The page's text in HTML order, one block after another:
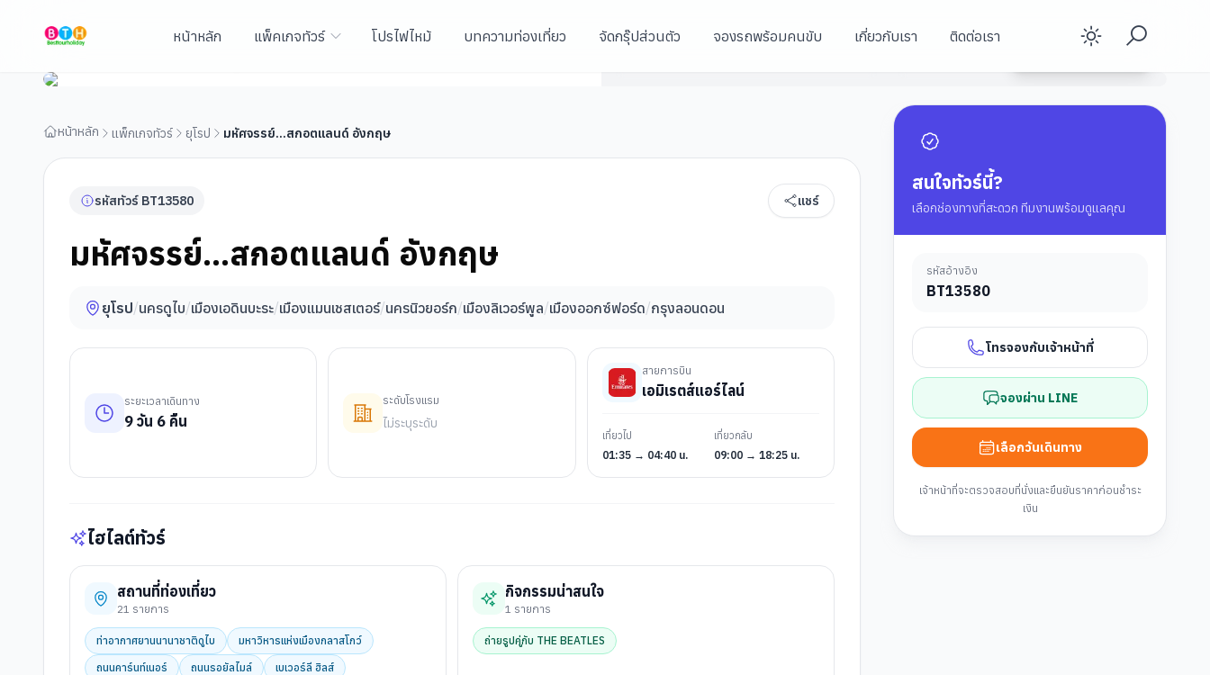
หน้าหลัก แพ็คเกจทัวร์ โปรไฟไหม้ บทความท่องเที่ยว จัดกรุ๊ปส่วนตัว จองรถพร้อมคนขับ เกี่ยวกับเรา ติดต่อเรา Enable
หน้าหลัก แพ็กเกจทัวร์ ยุโรป มหัศจรรย์...สกอตแลนด์ อังกฤษ
รหัสทัวร์ BT13580 แชร์
มหัศจรรย์...สกอตแลนด์ อังกฤษ
ยุโรป/นครดูไบ/เมืองเอดินบะระ/เมืองแมนเชสเตอร์/นครนิวยอร์ก/เมืองลิเวอร์พูล/เมืองออกซ์ฟอร์ด/กรุงลอนดอน
ระยะเวลาเดินทาง
9 วัน 6 คืน
ระดับโรงแรม
ไม่ระบุระดับ
สายการบิน
เอมิเรตส์แอร์ไลน์
เที่ยวไป
01:35 → 04:40 น.
เที่ยวกลับ
09:00 → 18:25 น.
ไฮไลต์ทัวร์
สถานที่ท่องเที่ยว
21 รายการ
ท่าอากาศยานนานาชาติดูไบ
มหาวิหารแห่งเมืองกลาสโกว์
ถนนคาร์นท์เนอร์
ถนนรอยัลไมล์
เบเวอร์ลี ฮิลส์
กิจกรรมน่าสนใจ
1 รายการ
ถ่ายรูปคู่กับ THE BEATLES
สนใจทัวร์นี้?
เลือกช่องทางที่สะดวก ทีมงานพร้อมดูแลคุณ
รหัสอ้างอิง
BT13580
โทรจองกับเจ้าหน้าที่
จองผ่าน LINE
เลือกวันเดินทาง
เจ้าหน้าที่จะตรวจสอบที่นั่งและยืนยันราคาก่อนชำระ
เงิน